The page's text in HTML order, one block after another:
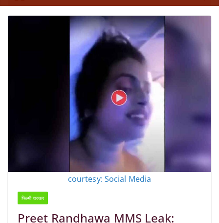
courtesy: Social Media
फिल्मी चक्कर
Preet Randhawa MMS Leak: